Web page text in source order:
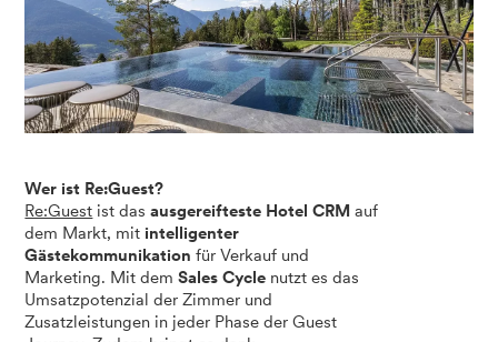
Wer ist Re:Guest?
Re:Guest ist dasausgereifteste Hotel CRM auf
dem Markt, mit intelligenter
Gästekommunikation für Verkauf und
Marketing. Mit demSales Cycle nutzt es das
Umsatzpotenzial der Zimmer und
Zusatzleistungen in jeder Phase der Guest